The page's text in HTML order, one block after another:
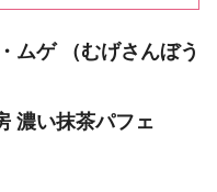
ムゲ （むげさんぼう
濃い抹茶パフェ